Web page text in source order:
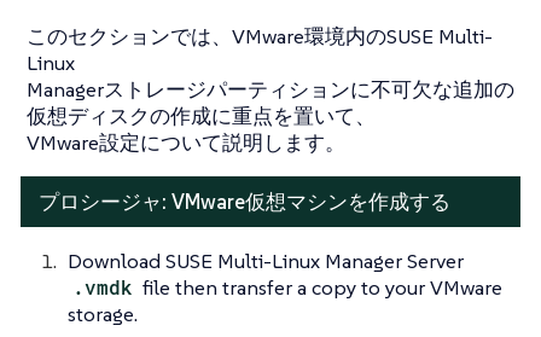
このセクションでは、VMware環境内のSUSE Multi-
Linux
Managerストレージパーティションに不可欠な追加の
仮想ディスクの作成に重点を置いて、
VMware設定について説明します。
プロシージャ: VMware仮想マシンを作成する
Download SUSE Multi-Linux Manager Server
.vmdk file then transfer a copy to your VMware
storage.